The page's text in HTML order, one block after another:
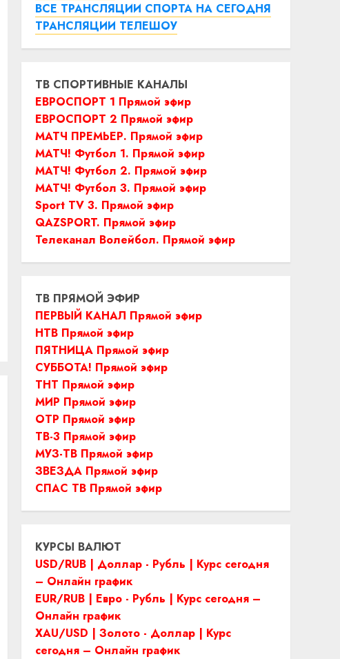
ВСЕ ТРАНСЛЯЦИИ СПОРТА НА СЕГОДНЯ
ТРАНСЛЯЦИИ ТЕЛЕШОУ
ТВ СПОРТИВНЫЕ КАНАЛЫ
ЕВРОСПОРТ 1 Прямой эфир
ЕВРОСПОРТ 2 Прямой эфир
МАТЧ ПРЕМЬЕР. Прямой эфир
МАТЧ! Футбол 1. Прямой эфир
МАТЧ! Футбол 2. Прямой эфир
МАТЧ! Футбол 3. Прямой эфир
Sport TV 3. Прямой эфир
QAZSPORT. Прямой эфир
Телеканал Волейбол. Прямой эфир
ТВ ПРЯМОЙ ЭФИР
ПЕРВЫЙ КАНАЛ Прямой эфир
НТВ Прямой эфир
ПЯТНИЦА Прямой эфир
СУББОТА! Прямой эфир
ТНТ Прямой эфир
МИР Прямой эфир
ОТР Прямой эфир
ТВ-3 Прямой эфир
МУЗ-ТВ Прямой эфир
ЗВЕЗДА Прямой эфир
СПАС ТВ Прямой эфир
КУРСЫ ВАЛЮТ
USD/RUB | Доллар - Рубль | Курс сегодня
– Онлайн график
EUR/RUB | Евро - Рубль | Курс сегодня –
Онлайн график
XAU/USD | Золото - Доллар | Курс
сегодня – Онлайн график